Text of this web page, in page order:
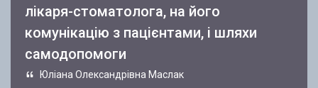
лікаря-стоматолога, на його
комунікацію з пацієнтами, і шляхи
самодопомоги
Юліана Олександрівна Маслак